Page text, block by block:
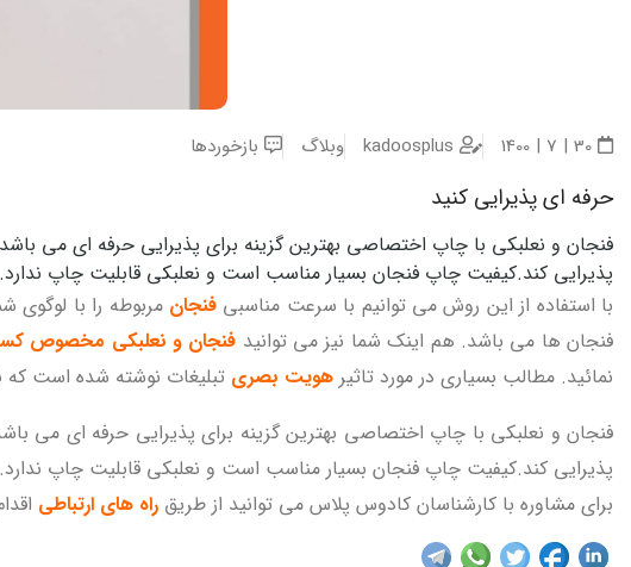
وبلاگ بازخوردها
حرفه ای پذیرایی کنید
فنجان و نعلبکی با چاپ اختصاصی بهترین گزینه برای پذیرایی حرفه ای می
پذیرایی کند.کیفیت چاپ فنجان بسیار مناسب است و نعلبکی قابلیت چاپ ندارد.
با استفاده از این روش می توانیم با سرعت مناسبی فنجان مربوطه را با
فنجان ها می باشد. هم اینک شما نیز می توانید فنجان و نعلبکی مخصوص
نمائید. مطالب بسیاری در مورد تاثیر هویت بصری تبلیغات نوشته شده است که
فنجان و نعلبکی با چاپ اختصاصی بهترین گزینه برای پذیرایی حرفه ای می
پذیرایی کند.کیفیت چاپ فنجان بسیار مناسب است و نعلبکی قابلیت چاپ ندارد.
برای مشاوره با کارشناسان کادوس پلاس می توانید از طریق راه های ارتباطی